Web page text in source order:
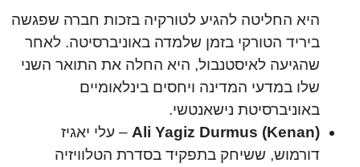
היא החליטה להגיע לטורקיה בזכות חברה שפגשה
ביריד הטורקי בזמן שלמדה באוניברסיטה. לאחר
שהגיעה לאיסטנבול, היא החלה את התואר השני
שלו במדעי המדינה ויחסים בינלאומיים
באוניברסיטת נישאנטשי.
Ali Yagiz Durmus (Kenan) – עלי יאגיז
דורמוש, ששיחק בתפקיד בסדרת הטלוויזיה